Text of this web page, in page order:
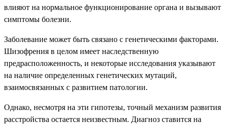
влияют на нормальное функционирование органа и вызывают
симптомы болезни.
Заболевание может быть связано с генетическими факторами.
Шизофрения в целом имеет наследственную
предрасположенность, и некоторые исследования указывают
на наличие определенных генетических мутаций,
взаимосвязанных с развитием патологии.
Однако, несмотря на эти гипотезы, точный механизм развития
расстройства остается неизвестным. Диагноз ставится на